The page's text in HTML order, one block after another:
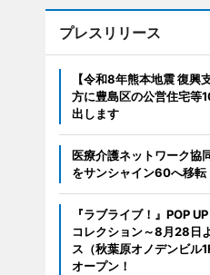
プレスリリース
【令和8年熊本地震 復興
方に豊島区の公営住宅等
出します
医療介護ネットワーク協
をサンシャイン60へ移転
『ラブライブ！』POP
コレクション～8月28日
ス（秋葉原オノデンビル
オープン！